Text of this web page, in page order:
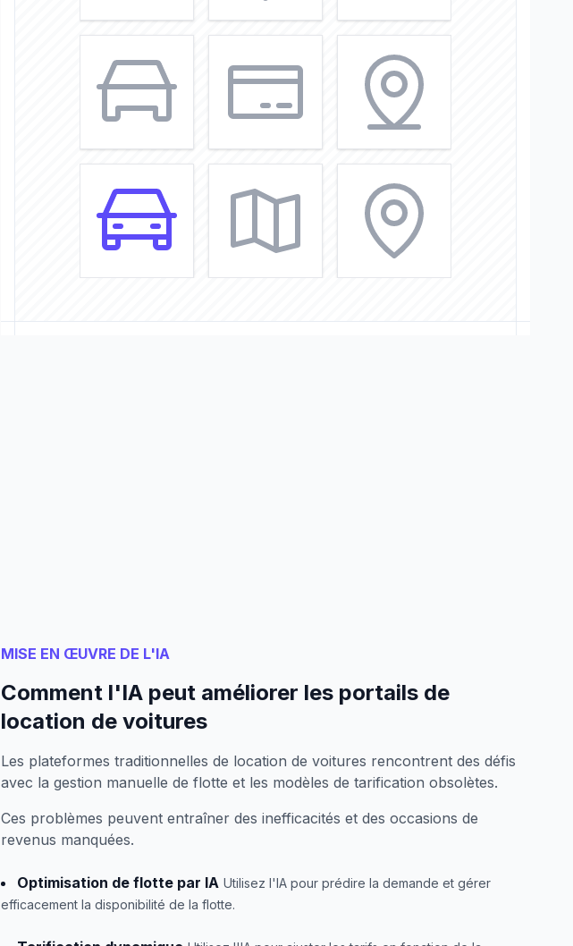
MISE EN ŒUVRE DE L'IA
Comment l'IA peut améliorer les portails de
location de voitures
Les plateformes traditionnelles de location de voitures rencontrent des défis
avec la gestion manuelle de flotte et les modèles de tarification obsolètes.
Ces problèmes peuvent entraîner des inefficacités et des occasions de
revenus manquées.
Optimisation de flotte par IA Utilisez l'IA pour prédire la demande et gérer
efficacement la disponibilité de la flotte.